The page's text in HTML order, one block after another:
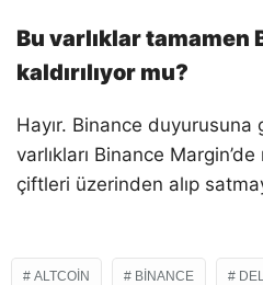
Bu varlıklar tamamen
kaldırılıyor mu?
Hayır. Binance duyurusuna
varlıkları Binance
çiftleri üzerinden alıp
ALTCOIN BINANCE